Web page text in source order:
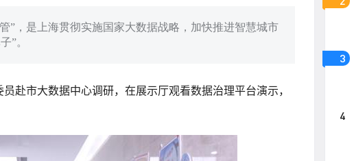
”，是上海贯彻实施国家大数据战略，加快推进智慧城市
”。
赴市大数据中心调研，在展示厅观看数据治理平台演示，
3
4